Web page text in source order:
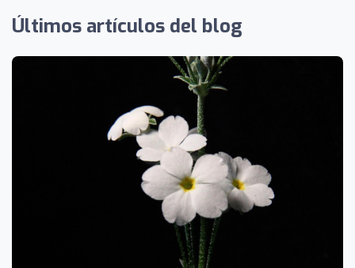
Últimos artículos del blog